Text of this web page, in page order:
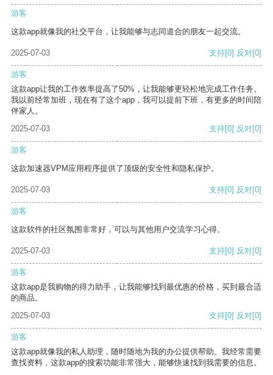
游客
这款app就像我的社交平台，让我能够与志同道合的朋友一起交流。
2025-07-03 支持[0] 反对[0]
游客
这款app让我的工作效率提高了50%，让我能够更轻松地完成工作任务。
我以前经常加班，现在有了这个app，我可以提前下班，有更多的时间陪
伴家人。
2025-07-03
支持[0] 反对[0]
游客
这款加速器VPM应用程序提供了顶级的安全性和隐私保护。
2025-07-03 支持[0] 反对[0]
游客
这款软件的社区氛围非常好，可以与其他用户交流学习心得。
2025-07-03 支持[0] 反对[0]
游客
这款app是我购物的得力助手，让我能够找到最优惠的价格，买到最合适
的商品。
2025-07-03
支持[0] 反对[0]
游客
这款app就像我的私人助理，随时随地为我的办公提供帮助。我经常需要
查找资料，这款app的搜索功能非常强大，能够快速找到我需要的信息。